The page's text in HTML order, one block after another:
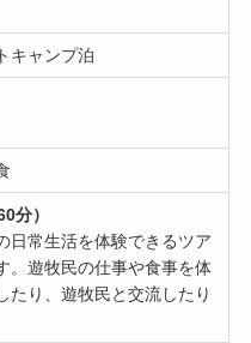
キャンプ泊
分）
日常生活を体験できるツア
。遊牧民の仕事や食事を体
たり、遊牧民と交流したり